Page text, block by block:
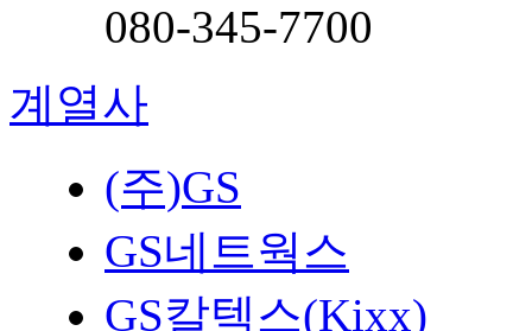
080-345-7700
계열사
(주)GS
GS네트웍스
GS칼텍스(Kixx)